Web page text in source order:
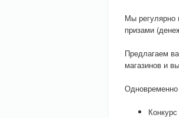
Мы регулярно
призами
Предлагаем
магазинов и
Одновременно